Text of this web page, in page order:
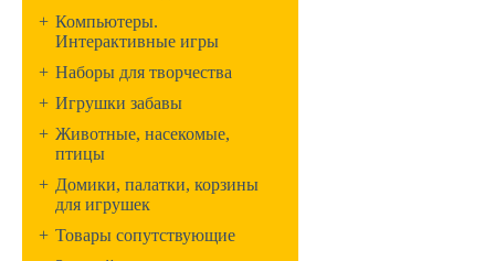
+ Компьютеры.
Интерактивные игры
+ Наборы для творчества
+ Игрушки забавы
+ Животные, насекомые,
птицы
+ Домики, палатки, корзины
для игрушек
+ Товары сопутствующие